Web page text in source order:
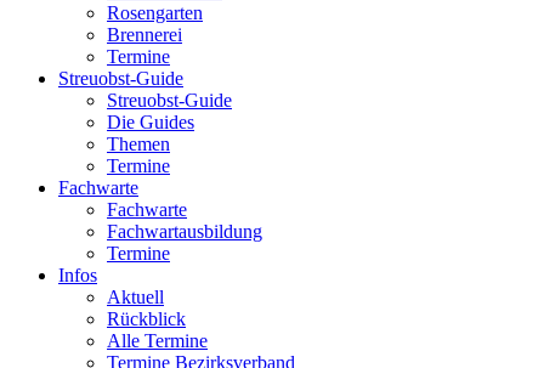
Rosengarten
Brennerei
Termine
Streuobst-Guide
Streuobst-Guide
Die Guides
Themen
Termine
Fachwarte
Fachwarte
Fachwartausbildung
Termine
Infos
Aktuell
Rückblick
Alle Termine
Termine Bezirksverband